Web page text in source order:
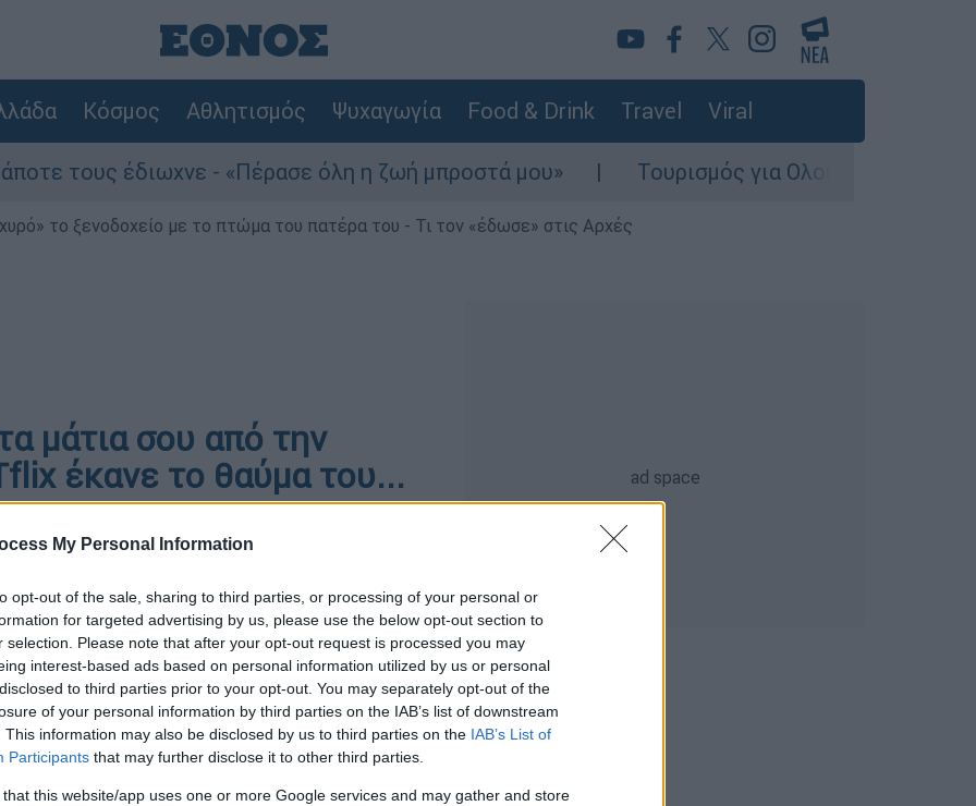
My Personal Information
opt-out of the sale, sharing to third parties, or processing of your personal or
for targeted advertising by us, please use the below opt-out section to
selection. Please note that after your opt-out request is processed you may
interest-based ads based on personal information utilized by us or personal
to third parties prior to your opt-out. You may separately opt-out of the
of your personal information by third parties on the IAB’s list of downstream
This information may also be disclosed by us to third parties on the IAB’s List of
Participants that may further disclose it to other third parties.
that this website/app uses one or more Google services and may gather and store
Κόσμος Αθλητισμός Ψυχαγωγία Food & Drink Travel Viral
τους έδιωχνε - «Πέρασε όλη η ζωή μπροστά μου» Τουρισμός για Ολους 2026-2027: Τα
το ξενοδοχείο με το πτώμα του πατέρα του - Τι τον «έδωσε» στις Αρχές
μάτια σου από την
έκανε το θαύμα του...